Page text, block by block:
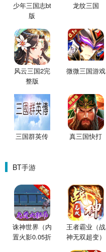
少年三国志bt
版
龙纹三国
风云三国2完
整版
微微三国游戏
三国群英传 真三国快打
BT手游
诛神世界（内
置火影0.05折
王者霸业（战
神无双超变）